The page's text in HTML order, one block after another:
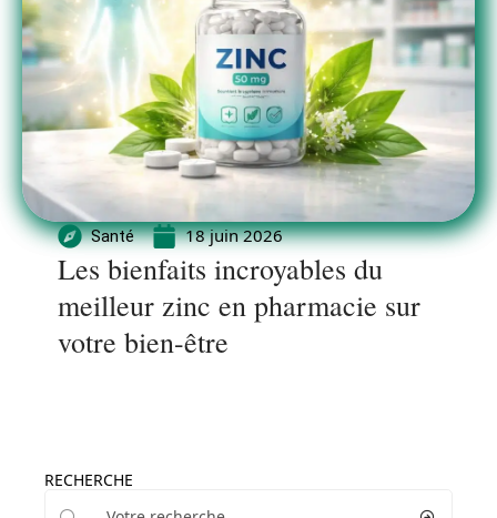
Santé 18 juin 2026
Les bienfaits incroyables du
meilleur zinc en pharmacie sur
votre bien-être
RECHERCHE